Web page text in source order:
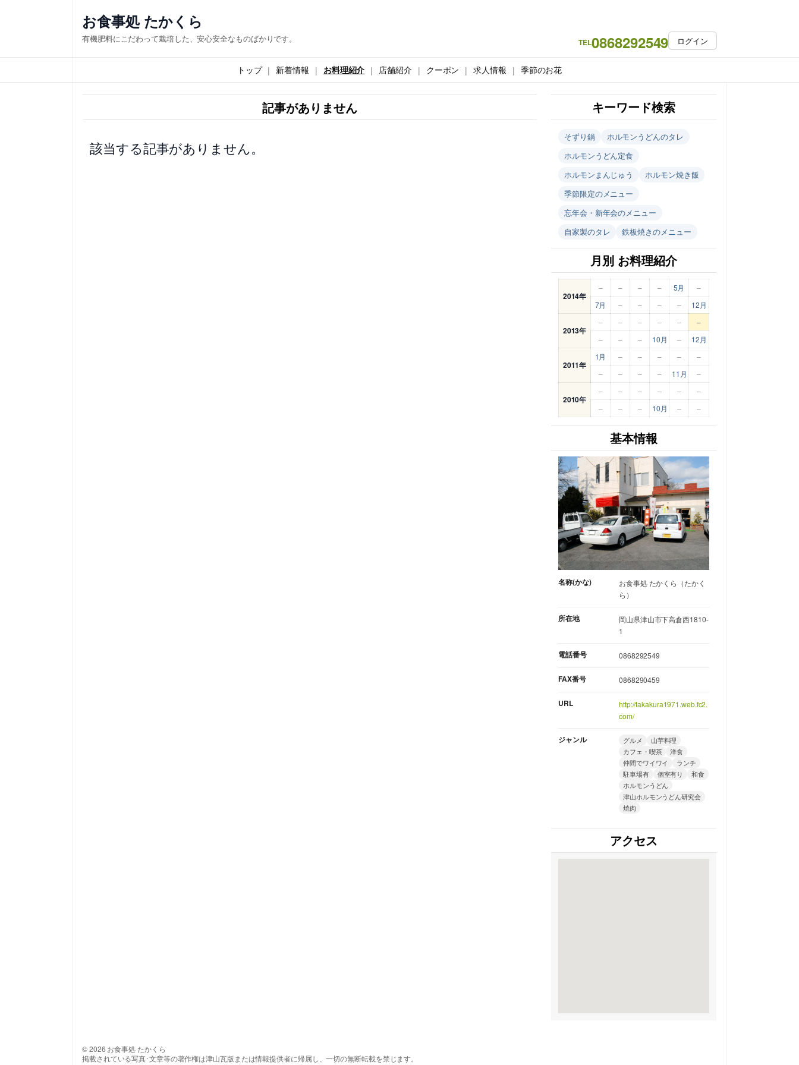
ス
キ
お食事処 たかくら
有機肥料にこだわって栽培した、安心安全なものばかりです。 TEL0868292549 ログイン
トップ 新着情報 お料理紹介 店舗紹介 クーポン 求人情報 季節のお花
記事がありません
該当する記事がありません。
キーワード検索
そずり鍋
ホルモンうどんのタレ
ホルモンうどん定食
ホルモンまんじゅう
ホルモン焼き飯
季節限定のメニュー
忘年会・新年会のメニュー
自家製のタレ
鉄板焼きのメニュー
月別 お料理紹介
2014年
– – – – 5月
–
7月
– – – – 12月
2013年
– – – – – –
– – – 10月 – 12月
2011年
1月 – – – –
–
–
– – – 11月 –
2010年
– – – – –
–
–
– – 10月 – –
基本情報
名称(かな)
お食事処 たかくら（たかく
ら）
所在地
岡山県津山市下高倉西1810-
1
電話番号 0868292549
FAX番号 0868290459
URL
http://takakura1971.web.fc2.
com/
ジャンル グルメ
山芋料理
カフェ・喫茶
洋食
仲間でワイワイ
ランチ
駐車場有
個室有り
和食
ホルモンうどん
津山ホルモンうどん研究会
焼肉
アクセス
© 2026 お食事処 たかくら
掲載されている写真･文章等の著作権は津山瓦版または情報提供者に帰属し、一切の無断転載を禁じます。